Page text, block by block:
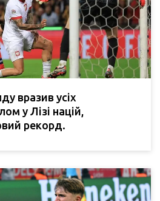
вразив усіх
у Лізі націй,
рекорд.